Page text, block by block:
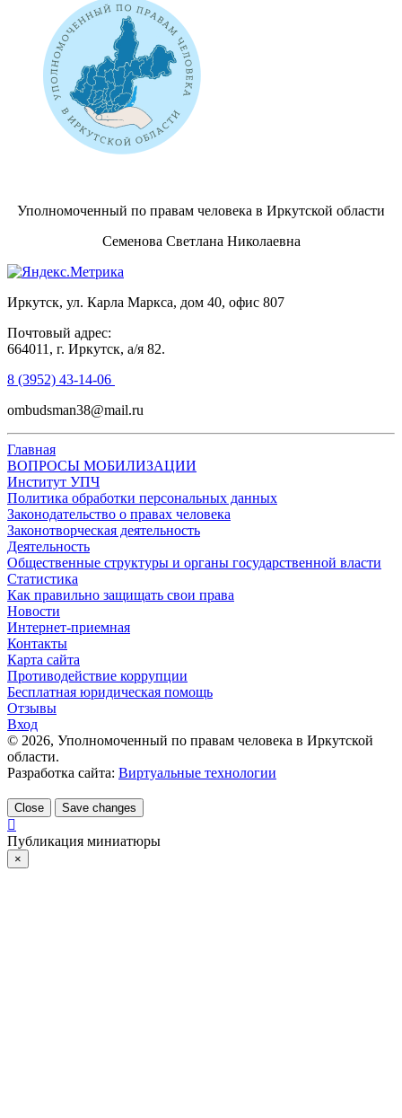
Уполномоченный по правам человека в Иркутской области
Семенова Светлана Николаевна
Иркутск, ул. Карла Маркса, дом 40, офис 807
Почтовый адрес:
664011, г. Иркутск, а/я 82.
8 (3952) 43-14-06
ombudsman38@mail.ru
Главная
ВОПРОСЫ МОБИЛИЗАЦИИ
Институт УПЧ
Политика обработки персональных данных
Законодательство о правах человека
Законотворческая деятельность
Деятельность
Общественные структуры и органы государственной власти
Статистика
Как правильно защищать свои права
Новости
Интернет-приемная
Контакты
Карта сайта
Противодействие коррупции
Бесплатная юридическая помощь
Отзывы
Вход
© 2026, Уполномоченный по правам человека в Иркутской
области.
Разработка сайта: Виртуальные технологии
Close Save changes
Публикация миниатюры
×